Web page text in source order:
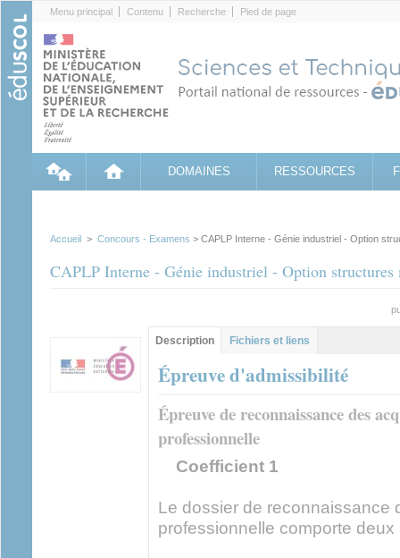
Menu principal Contenu Recherche Pied de page
DOMAINES RESSOURCES
Accueil > Concours - Examens > CAPLP Interne - Génie industriel - Option
CAPLP Interne - Génie industriel - Option structures
Groupe principal
Description (onglet
actif)
Fichiers et liens
Épreuve d'admissibilité
Épreuve de reconnaissance des
professionnelle
Coefficient 1
Le dossier de reconnaissance
professionnelle comporte deux